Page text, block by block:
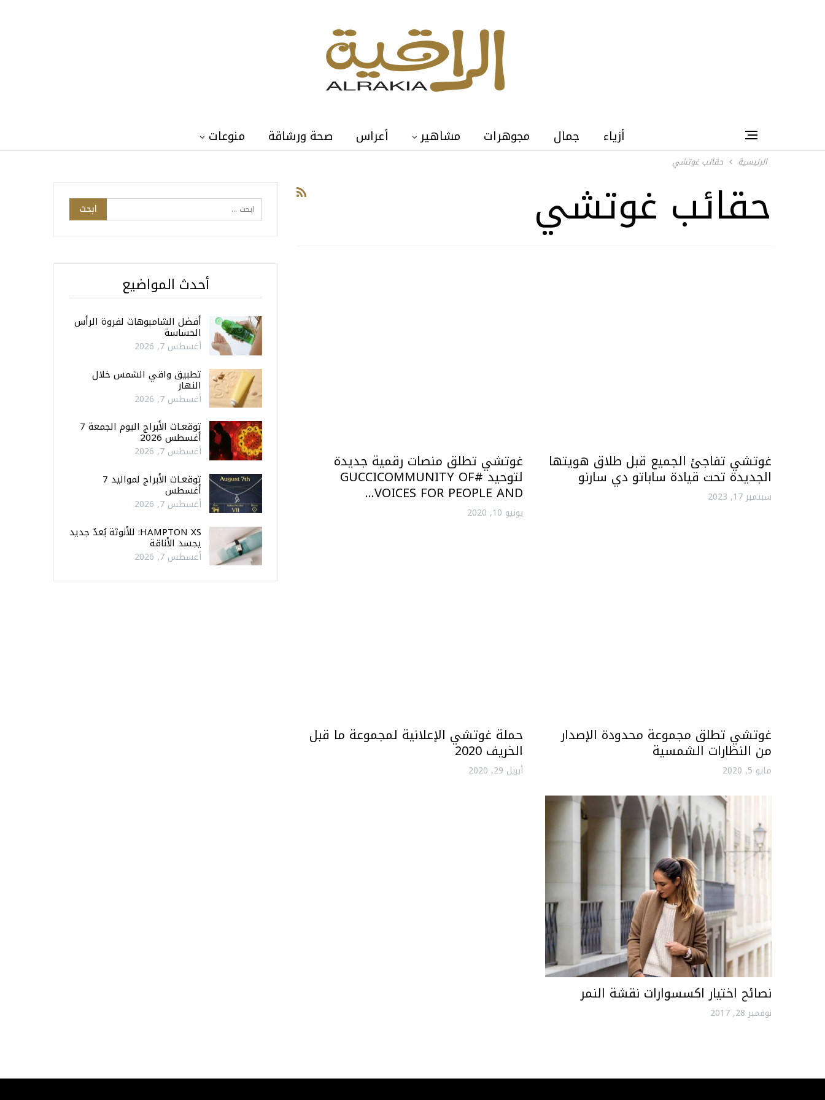
أزياء جمال مجوهرات مشاهير أعراس صحة ورشاقة منوعات
الرئيسية حقائب غوتشي
حقائب غوتشي
غوتشي تفاجئ الجميع قبل طلاق هويتها
الجديدة تحت قيادة ساباتو دي سارنو
سبتمبر 17, 2023
غوتشي تطلق منصات رقمية جديدة
لتوحيد #GUCCICOMMUNITY OF
VOICES FOR PEOPLE AND…
يونيو 10, 2020
غوتشي تطلق مجموعة محدودة الإصدار
من النظارات الشمسية
مايو 5, 2020
حملة غوتشي الإعلانية لمجموعة ما قبل
الخريف 2020
أبريل 29, 2020
نصائح اختيار اكسسوارات نقشة النمر
نوفمبر 28, 2017
أحدث المواضيع
أفضل الشامبوهات لفروة الرأس
الحساسة
أغسطس 7, 2026
تطبيق واقي الشمس خلال
النهار
أغسطس 7, 2026
توقعـات الأبراج اليوم الجمعة 7
أغسطس 2026
أغسطس 7, 2026
توقعـات الأبراج لمواليد 7
أغسطس
أغسطس 7, 2026
HAMPTON XS: للأنوثة بُعدٌ جديد
يجسد الأناقة
أغسطس 7, 2026